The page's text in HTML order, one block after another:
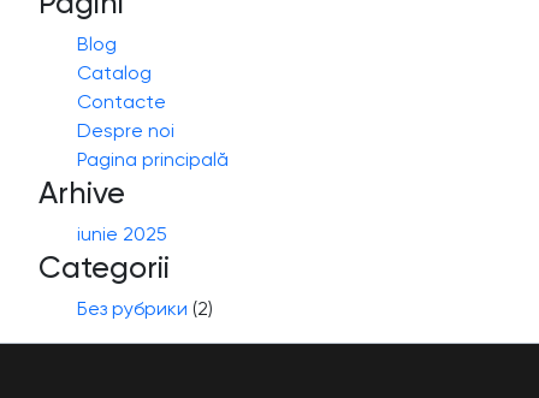
Blog
Catalog
Contacte
Despre noi
Pagina principală
Arhive
iunie 2025
Categorii
Без рубрики (2)